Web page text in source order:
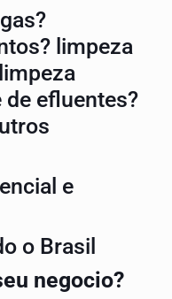
limpeza
efluentes?
e
o Brasil
negocio?